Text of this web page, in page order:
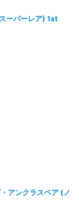
ーパーレア) 1st
アンクラスペア (ノ